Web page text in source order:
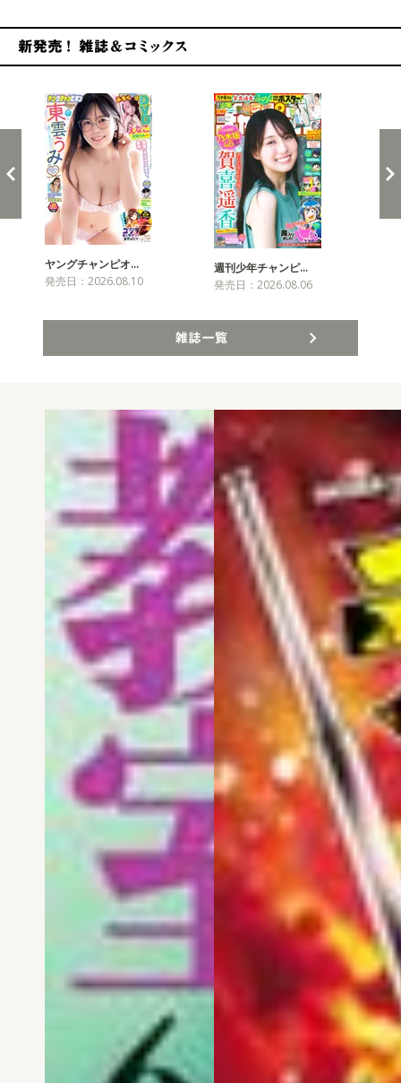
ヤングチャンピオ…
発売日：2026.08.10
週刊少年チャンピ…
発売日：2026.08.06